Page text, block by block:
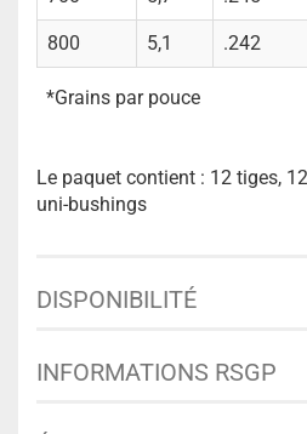
800 5,1 .242
*Grains par pouce
Le paquet contient : 12 tiges,
uni-bushings
DISPONIBILITÉ
INFORMATIONS RSGP